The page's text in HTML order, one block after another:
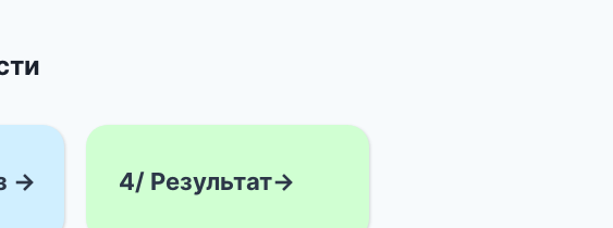
→ 4/ Результат→